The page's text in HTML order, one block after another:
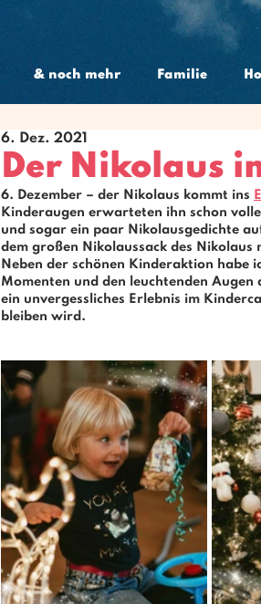
& noch mehr Familie
Der Nikolaus
6. Dez. 2021
6. Dezember – der Nikolaus kommt ins
Kinderaugen erwarteten ihn schon
und sogar ein paar Nikolausgedichte
dem großen Nikolaussack des
Neben der schönen Kinderaktion habe
Momenten und den leuchtenden Augen
ein unvergessliches Erlebnis im
bleiben wird.